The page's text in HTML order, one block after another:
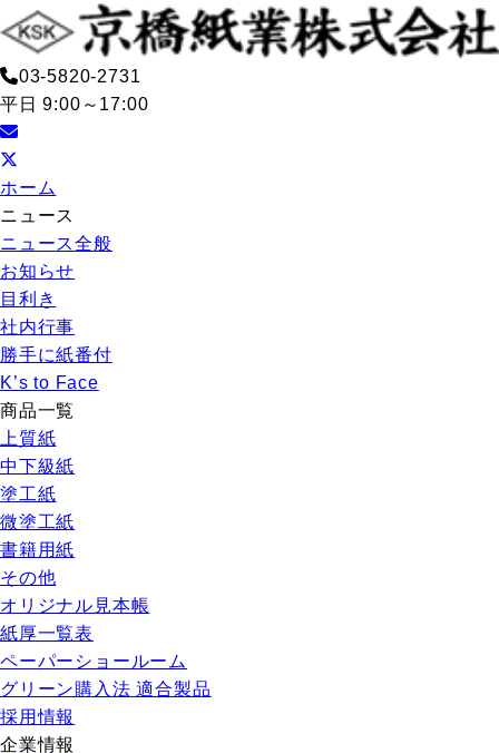
03-5820-2731
平日 9:00～17:00
ホーム
ニュース
ニュース全般
お知らせ
目利き
社内行事
勝手に紙番付
K’s to Face
商品一覧
上質紙
中下級紙
塗工紙
微塗工紙
書籍用紙
その他
オリジナル見本帳
紙厚一覧表
ペーパーショールーム
グリーン購入法 適合製品
採用情報
企業情報